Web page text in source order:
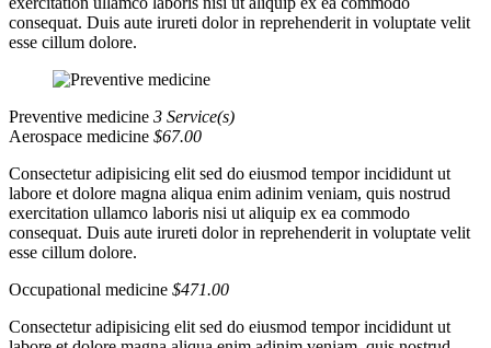
consequat. Duis aute irureti dolor in reprehenderit in voluptate velit
esse cillum dolore.
Preventive medicine 3 Service(s)
Aerospace medicine $67.00
Consectetur adipisicing elit sed do eiusmod tempor incididunt ut
labore et dolore magna aliqua enim adinim veniam, quis nostrud
exercitation ullamco laboris nisi ut aliquip ex ea commodo
consequat. Duis aute irureti dolor in reprehenderit in voluptate velit
esse cillum dolore.
Occupational medicine $471.00
Consectetur adipisicing elit sed do eiusmod tempor incididunt ut